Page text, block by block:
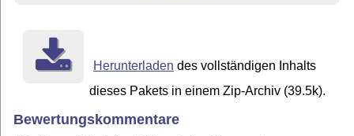
Herunterladen des vollständigen Inhalts
dieses Pakets in einem Zip-Archiv (39.5k).
Bewertungskommentare